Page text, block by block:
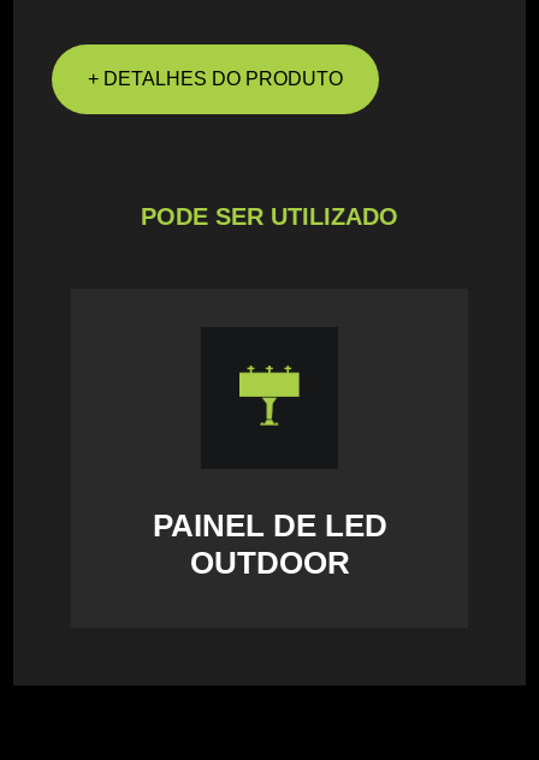
+ DETALHES DO PRODUTO
PODE SER UTILIZADO
PAINEL DE LED
OUTDOOR